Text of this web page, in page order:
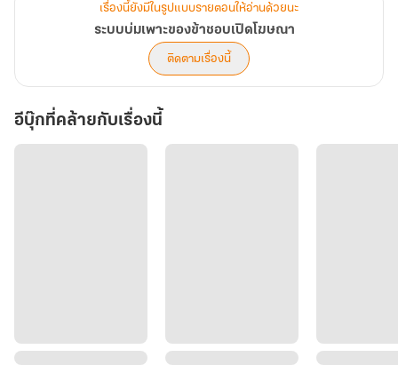
ไม่ว่าจะรับโอสถ ใช้วิชา กระทั่งหลบการโจมตี ล้วนต้องแลกด้วยคลิป
โฆษณาสุดน่าปวดหัว ขณะที่เหล่าศิษย์อัจฉริยะใช้ระบบพรีเมียมแบบไร้
โฆษณา หลินเทียนกลับต้องดิ้นรนในฐานะ “สายฟรี” ผู้ยากจน แต่ยิ่งทนดู
มากเท่าไร เขากลับยิ่งแข็งแกร่งขึ้นอย่างประหลาด
ท่ามกลางสงครามระหว่างสายเติมกับสายฟรี ความลับของ “เทพแห่งการ
เรื่องนี้ยังมีในรูปแบบรายตอนให้อ่านด้วยนะ
ระบบบ่มเพาะของข้าชอบเปิดโฆษณา
ติดตามเรื่องนี้
อีบุ๊กที่คล้ายกับเรื่องนี้